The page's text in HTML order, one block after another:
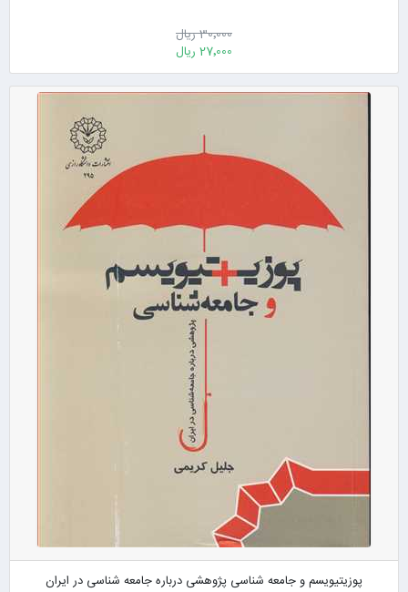
30٬000 ریال
27٬000 ریال
پوزیتیویسم و جامعه شناسی پژوهشی درباره جامعه شناسی در ایران